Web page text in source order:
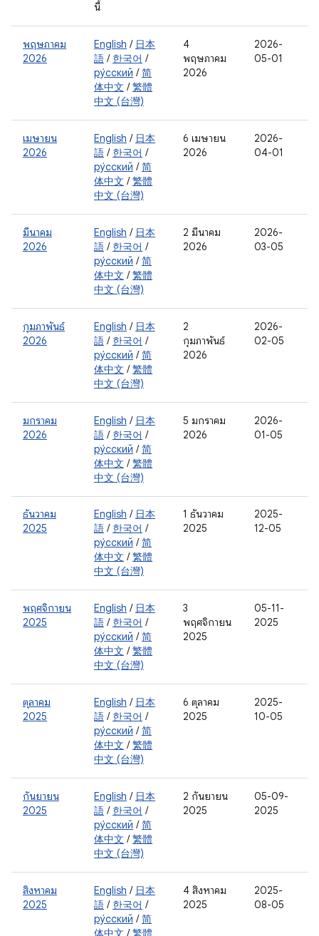
นี้
พฤษภาคม
2026
English / 日本
語 / 한국어 /
ру́сский /简
体中文 /繁體
中文 (台灣)
4
พฤษภาคม
2026
2026-
05-01
เมษายน
2026
English / 日本
語 / 한국어 /
ру́сский /简
体中文 /繁體
中文 (台灣)
6 เมษายน
2026
2026-
04-01
มีนาคม
2026
English / 日本
語 / 한국어 /
ру́сский /简
体中文 /繁體
中文 (台灣)
2 มีนาคม
2026
2026-
03-05
กุมภาพันธ์
2026
English / 日本
語 / 한국어 /
ру́сский /简
体中文 /繁體
中文 (台灣)
2
กุมภาพันธ์
2026
2026-
02-05
มกราคม
2026
English / 日本
語 / 한국어 /
ру́сский /简
体中文 /繁體
中文 (台灣)
5 มกราคม
2026
2026-
01-05
ธันวาคม
2025
English / 日本
語 / 한국어 /
ру́сский /简
体中文 /繁體
中文 (台灣)
1 ธันวาคม
2025
2025-
12-05
พฤศจิกายน
2025
English / 日本
語 / 한국어 /
ру́сский /简
体中文 /繁體
中文 (台灣)
3
พฤศจิกายน
2025
05-11-
2025
ตุลาคม
2025
English / 日本
語 / 한국어 /
ру́сский /简
体中文 /繁體
中文 (台灣)
6 ตุลาคม
2025
2025-
10-05
กันยายน
2025
English / 日本
語 / 한국어 /
ру́сский /简
体中文 /繁體
中文 (台灣)
2 กันยายน
2025
05-09-
2025
สิงหาคม
2025
English / 日本
語 / 한국어 /
ру́сский /简
体中文 /繁體
4 สิงหาคม
2025
2025-
08-05